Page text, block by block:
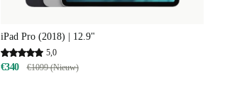
iPad Pro (2018) | 12.9"
5,0
€340 €1099 (Nieuw)